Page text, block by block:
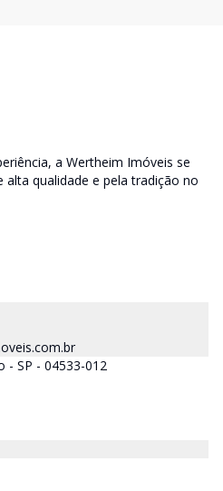
a Wertheim Imóveis se
qualidade e pela tradição no
- SP - 04533-012